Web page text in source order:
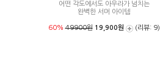
어떤 각도에서도 아우라가 넘치는
완벽한 서머 아이템
60%49900원 19,900원 (리뷰: 9)